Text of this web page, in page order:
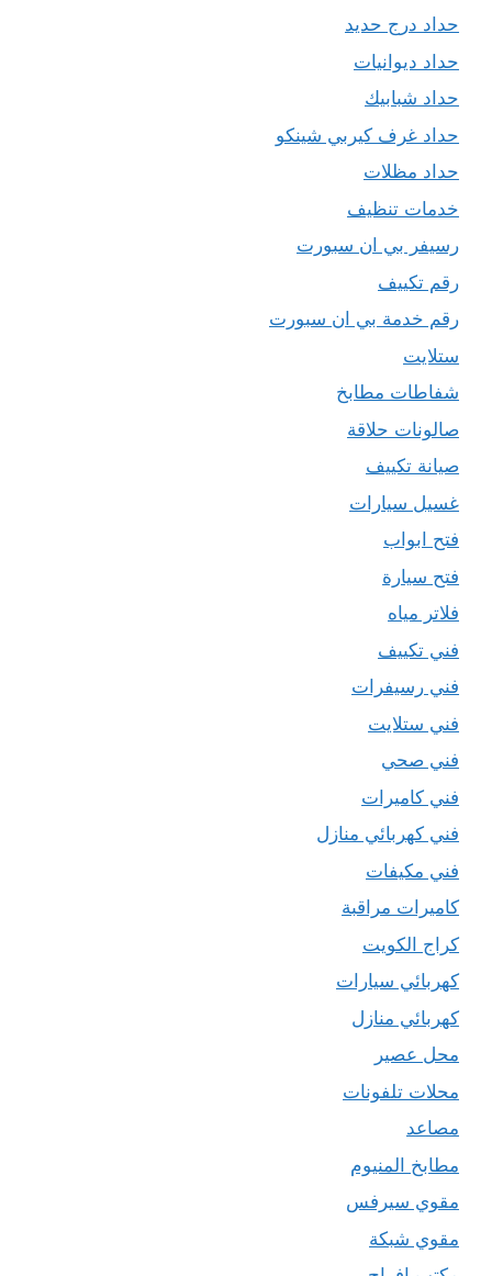
حداد درج حديد
حداد ديوانيات
حداد شبابيك
حداد غرف كيربي شينكو
حداد مظلات
خدمات تنظيف
رسيفر بي ان سبورت
رقم تكييف
رقم خدمة بي ان سبورت
ستلايت
شفاطات مطابخ
صالونات حلاقة
صيانة تكييف
غسيل سيارات
فتح ابواب
فتح سيارة
فلاتر مياه
فني تكييف
فني رسيفرات
فني ستلايت
فني صحي
فني كاميرات
فني كهربائي منازل
فني مكيفات
كاميرات مراقبة
كراج الكويت
كهربائي سيارات
كهربائي منازل
محل عصير
محلات تلفونات
مصاعد
مطابخ المنيوم
مقوي سيرفس
مقوي شبكة